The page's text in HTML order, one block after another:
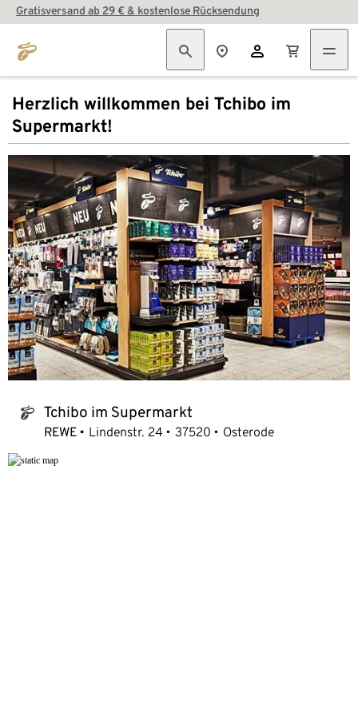
Gratisversand ab 29 € & kostenlose Rücksendung
Herzlich willkommen bei Tchibo im
Supermarkt!
tchibo_logo Tchibo im Supermarkt
REWE Lindenstr. 24 37520 Osterode